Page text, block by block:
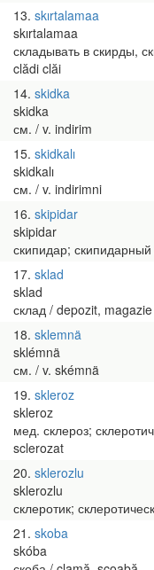
13 skırtalamaa
skırtalamaa
складывать в скирды,
clădi clăi
14 skidka
skidka
см. / v. indirim
15 skidkalı
skidkalı
см. / v. indirimni
16 skipidar
skipidar
скипидар;
17 sklad
sklad
склад / depozit, magazie
18 sklemnä
sklémnä
см. / v. skémnä
19 skleroz
skleroz
мед. склероз;
sclerozat
20 sklerozlu
sklerozlu
склеротик;
21 skoba
skóba